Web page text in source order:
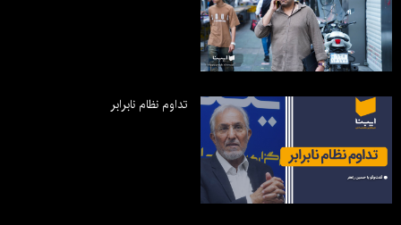
تداوم نظام نابرابر